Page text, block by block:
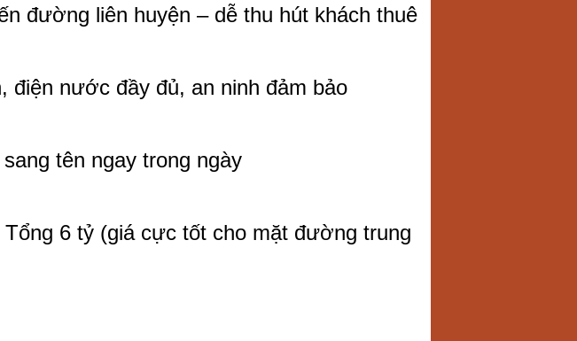
đường liên huyện – dễ thu hút khách thuê
điện nước đầy đủ, an ninh đảm bảo
tên ngay trong ngày
Tổng 6 tỷ (giá cực tốt cho mặt đường trung